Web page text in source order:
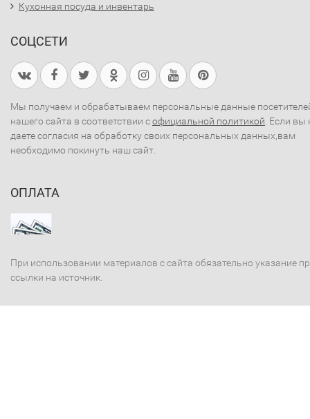
Кухонная посуда и инвентарь
СОЦСЕТИ
Мы получаем и обрабатываем персональные данные
нашего сайта в соответствии софициальной политикой . Если вы
даете согласия на обработку своих персональных данных,вам
необходимо покинуть наш сайт.
ОПЛАТА
При использовании материалов с сайта обязательно указание
ссылки на источник.